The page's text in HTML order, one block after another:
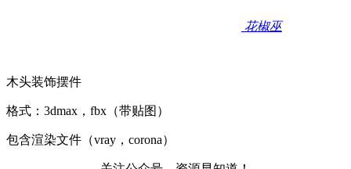
花椒巫
木头装饰摆件
格式：3dmax，fbx（带贴图）
包含渲染文件（vray，corona）